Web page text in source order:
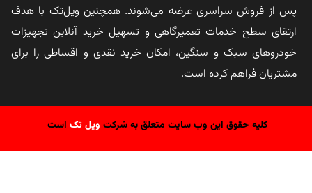
پس از فروش سراسری عرضه می‌شوند. همچنین ویل‌تک با هدف
ارتقای سطح خدمات تعمیرگاهی و تسهیل خرید آنلاین تجهیزات
خودروهای سبک و سنگین، امکان خرید نقدی و اقساطی را برای
مشتریان فراهم کرده است.
کلیه حقوق این وب سایت متعلق به شرکت ویل تک است